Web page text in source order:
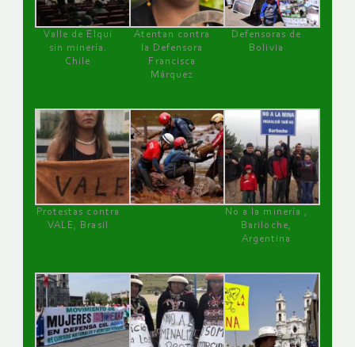
Valle de Elqui
sin minería.
Chile
Atentan contra
la Defensora
Francisca
Márquez
Defensoras de
Bolivia
Protestas contra
VALE, Brasil
No a la minería ,
Bariloche,
Argentina